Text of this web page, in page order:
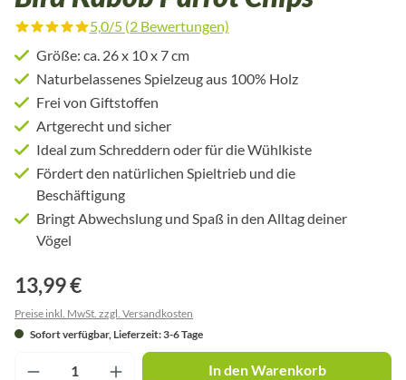
Durchschnittliche Bewertung von 5 von 5 Sternen
5,0/5 (2 Bewertungen)
Größe: ca. 26 x 10 x 7 cm
Naturbelassenes Spielzeug aus 100% Holz
Frei von Giftstoffen
Artgerecht und sicher
Ideal zum Schreddern oder für die Wühlkiste
Fördert den natürlichen Spieltrieb und die
Beschäftigung
Bringt Abwechslung und Spaß in den Alltag deiner
Vögel
13,99 €
Preise inkl. MwSt. zzgl. Versandkosten
Sofort verfügbar, Lieferzeit: 3-6 Tage
Produkt Anzahl: Gib den gewünschten
In den Warenkorb